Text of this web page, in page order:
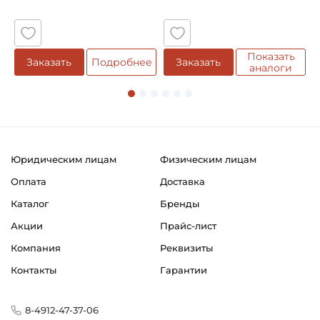
Заказать Подробнее Заказать
Показать
аналоги
Юридическим лицам
Физическим лицам
Оплата
Доставка
Каталог
Бренды
Акции
Прайс-лист
Компания
Реквизиты
Контакты
Гарантии
8-4912-47-37-06